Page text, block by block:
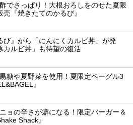
でさっぱり！大根おろしをのせた夏限
『焼きたてのかるび』
び』から「にんにくカルビ丼」が発
カルビ丼」も待望の復活
糖や夏野菜を使用！夏限定ベーグル3
』
ョの辛さが癖になる！限定バーガー＆
Shack』